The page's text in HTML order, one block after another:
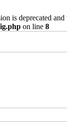
is deprecated
on line 8